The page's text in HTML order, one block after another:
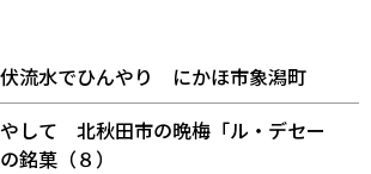
流水でひんやり にかほ市象潟町
して 北秋田市の晩梅「ル・デセー
菓（８）